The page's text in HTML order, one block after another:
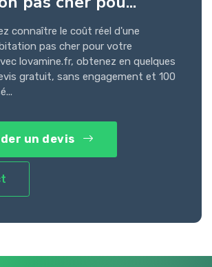
connaître le coût réel d'une
pas cher pour votre
lovamine.fr, obtenez en quelques
gratuit, sans engagement et 100
un devis